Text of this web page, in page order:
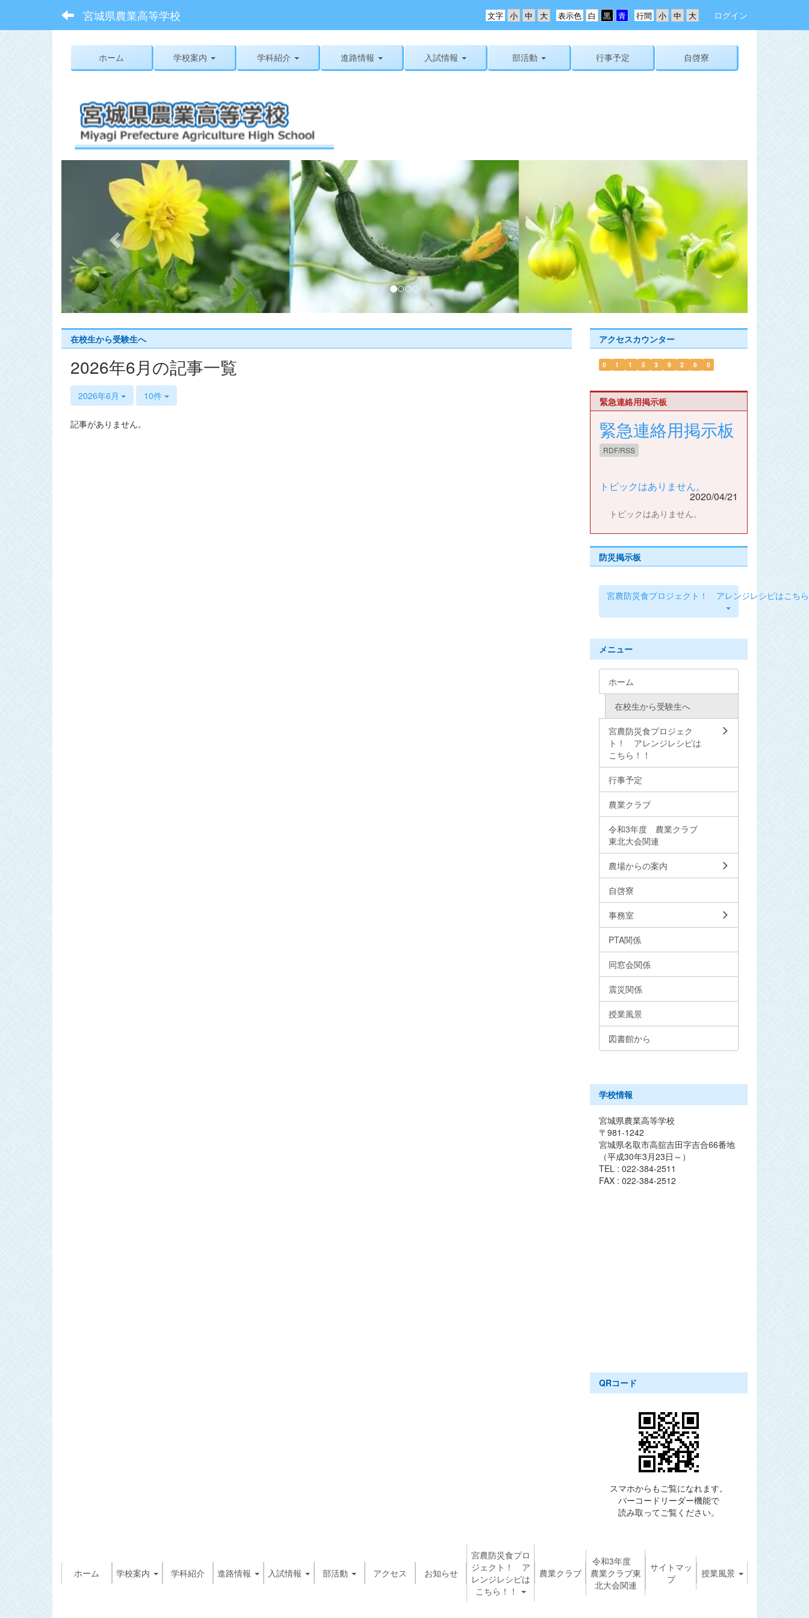
宮城県農業高等学校 行間
表示色
文字 ログイン
ホーム 学校案内 学科紹介 進路情報 入試情報 部活動 行事予定 自啓寮
r
e
i
o
u
s
e
x
t
在校生から受験生へ
2026年6月の記事一覧
2026年6月 10件
記事がありません。
アクセスカウンター
0 1 1 5 3 9 2 6 0
緊急連絡用掲示板
緊急連絡用掲示板
RDF/RSS
トピックはありません。
2020/04/21
トピックはありません。
防災掲示板
宮農防災食プロジェクト！ アレンジレシピはこち
メニュー
ホーム
在校生から受験生へ
宮農防災食プロジェク
ト！ アレンジレシピは
こちら！！
行事予定
農業クラブ
令和3年度 農業クラブ
東北大会関連
農場からの案内
自啓寮
事務室
PTA関係
同窓会関係
震災関係
授業風景
図書館から
学校情報
宮城県農業高等学校
〒981-1242
宮城県名取市高舘吉田字吉合66番地
（平成30年3月23日～）
TEL : 022-384-2511
FAX : 022-384-2512
QRコード
スマホからもご覧になれます。
バーコードリーダー機能で
読み取ってご覧ください。
ホーム 学校案内 学科紹介 進路情報 入試情報 部活動 アクセス お知らせ
宮農防災食プロ
ジェクト！ ア
レンジレシピは
こちら！！
農業クラブ
令和3年度
農業クラブ東
北大会関連
サイトマッ
プ
授業風景